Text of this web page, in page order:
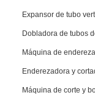
Expansor de tubo
Dobladora de tubos
Máquina de
Enderezadora y
Máquina de corte y